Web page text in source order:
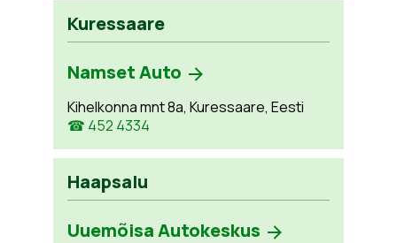
Kuressaare
Namset Auto
Kihelkonna mnt 8a, Kuressaare, Eesti
☎ 452 4334
Haapsalu
Uuemõisa Autokeskus